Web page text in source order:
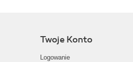
Twoje Konto
Logowanie